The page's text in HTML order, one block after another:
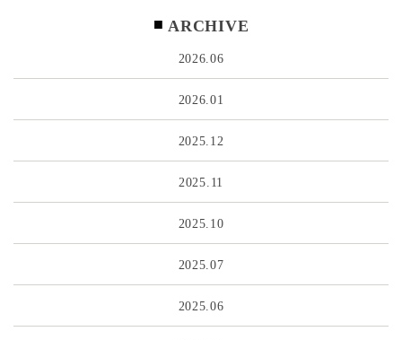
ARCHIVE
2026.06
2026.01
2025.12
2025.11
2025.10
2025.07
2025.06